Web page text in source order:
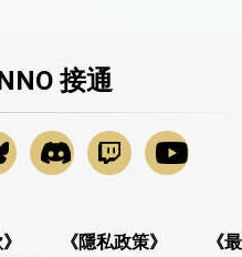
接通
《隱私政策》
《最